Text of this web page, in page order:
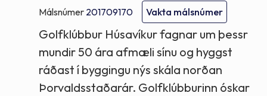
Málsnúmer 201709170 Vakta málsnúmer
Golfklúbbur Húsavíkur fagnar um þessr
mundir 50 ára afmæli sínu og hyggst
ráðast í byggingu nýs skála norðan
Þorvaldsstaðarár. Golfklúbburinn óskar